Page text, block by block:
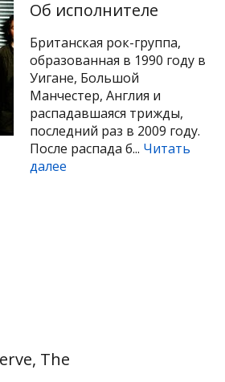
Об исполнителе
Британская рок-группа,
образованная в 1990 году в
Уигане, Большой
Манчестер, Англия и
распадавшаяся трижды,
последний раз в 2009 году.
После распада б... Читать
далее
The